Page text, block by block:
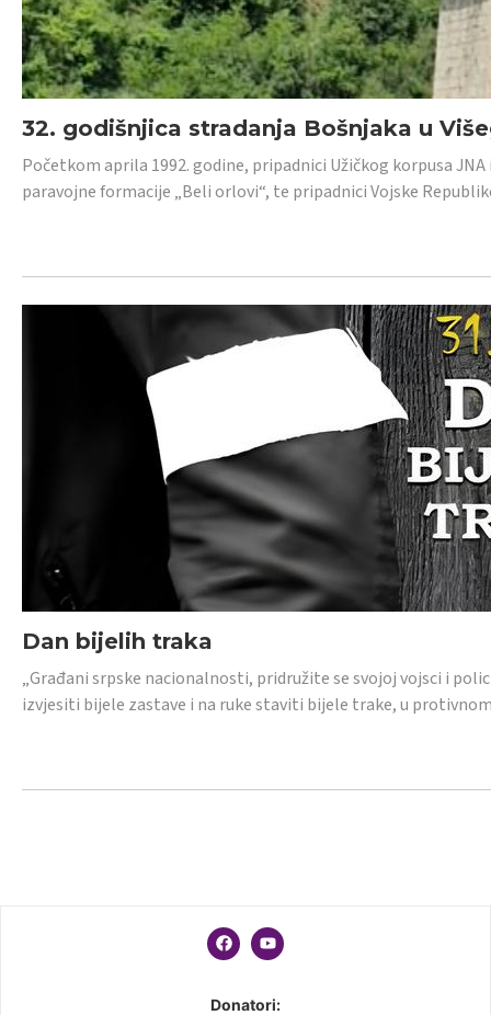
32. godišnjica stradanja Bošnjaka u
Početkom aprila 1992. godine, pripadnici Užičkog korpusa
paravojne formacije „Beli orlovi“, te pripadnici Vojske
Dan bijelih traka
„Građani srpske nacionalnosti, pridružite se svojoj vojsci i
izvjesiti bijele zastave i na ruke staviti bijele trake, u
Donatori: